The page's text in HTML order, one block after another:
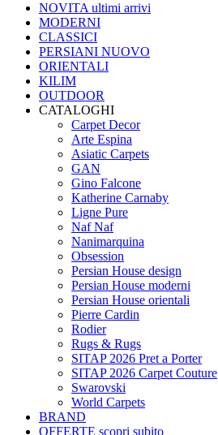
NOVITA ultimi arrivi
MODERNI
CLASSICI
PERSIANI NUOVO
ORIENTALI
KILIM
OUTDOOR
CATALOGHI
Carpet Decor
Arte Espina
Asiatic Carpets
GAN
Gino Falcone
Katherine Carnaby
Ligne Pure
Naf Naf
Nanimarquina
Obsession
Persian House design
Persian House moderni
Persian House orientali
Pierre Cardin
Rodier
Rugs & Rugs
SITAP 2026 Pret a Porter
SITAP 2026 Carpet Couture
Swarovski
World Carpets
BRAND
OFFERTE scopri subito